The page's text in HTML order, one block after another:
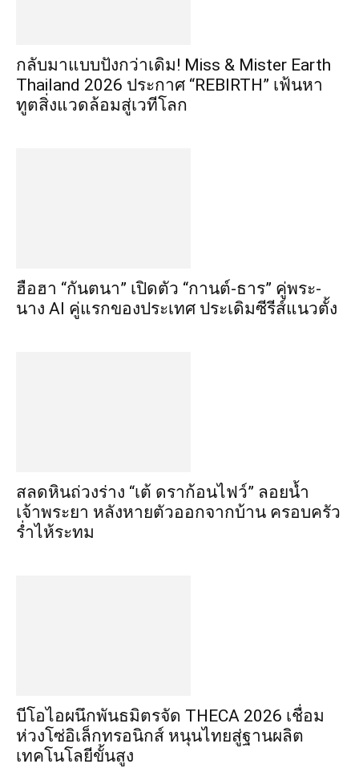
กลับมาแบบปังกว่าเดิม! Miss & Mister Earth
Thailand 2026 ประกาศ “REBIRTH” เฟ้นหา
ทูตสิ่งแวดล้อมสู่เวทีโลก
ฮือฮา “กันตนา” เปิดตัว “กานต์-ธาร” คู่พระ-
นาง AI คู่แรกของประเทศ ประเดิมซีรีส์แนวตั้ง
สลดหินถ่วงร่าง “เต้ ดราก้อนไฟว์” ลอยน้ำ
เจ้าพระยา หลังหายตัวออกจากบ้าน ครอบครัว
ร่ำไห้ระทม
บีโอไอผนึกพันธมิตรจัด THECA 2026 เชื่อม
ห่วงโซ่อิเล็กทรอนิกส์ หนุนไทยสู่ฐานผลิต
เทคโนโลยีขั้นสูง